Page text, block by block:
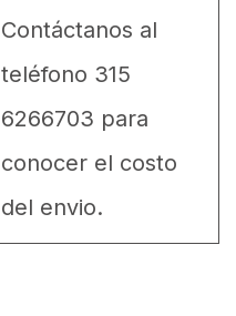
Contáctanos al
teléfono 315
6266703 para
conocer el costo
del envio.